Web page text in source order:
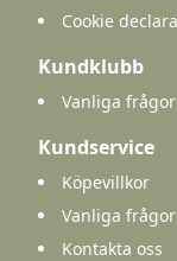
Cookie
Kundklubb
Vanliga frågor
Kundservice
Köpevillkor
Vanliga frågor
Kontakta oss